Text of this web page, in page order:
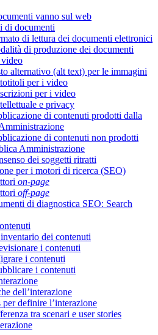
vanno sul web
di documenti
di lettura dei documenti elettronici
di produzione dei documenti
alternativo (alt text) per le immagini
per i video
per i video
e privacy
di contenuti prodotti dalla
di contenuti non prodotti
Amministrazione
dei soggetti ritratti
per i motori di ricerca (SEO)
on-page
off-page
di diagnostica SEO: Search
dei contenuti
i contenuti
i contenuti
i contenuti
dell’interazione
per definire l’interazione
tra scenari e user stories